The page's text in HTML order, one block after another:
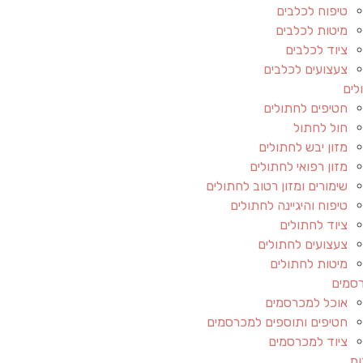
טיפוח לכלבים
מיטות לכלבים
ציוד לכלבים
צעצועים לכלבים
חטיפים לחתולים
חול לחתול
מזון יבש לחתולים
מזון רפואי לחתולים
שימורים ומזון רטוב לחתולים
טיפוח והיגיינה לחתולים
ציוד לחתולים
צעצועים לחתולים
מיטות לחתולים
אוכל למכרסמים
חטיפים ותוספים למכרסמים
ציוד למכרסמים